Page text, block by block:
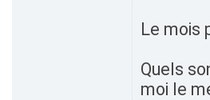
Le mois
Quels
moi le